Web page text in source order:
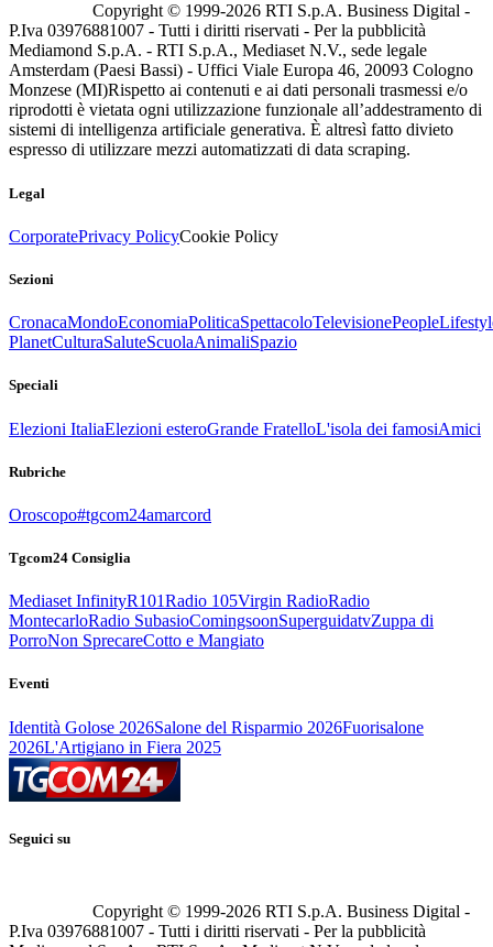
Copyright © 1999-2026 RTI S.p.A. Business Digital -
P.Iva 03976881007 - Tutti i diritti riservati - Per la pubblicità
Mediamond S.p.A. - RTI S.p.A., Mediaset N.V., sede legale
Amsterdam (Paesi Bassi) - Uffici Viale Europa 46, 20093 Cologno
Monzese (MI)Rispetto ai contenuti e ai dati personali trasmessi e/o
riprodotti è vietata ogni utilizzazione funzionale all’addestramento di
sistemi di intelligenza artificiale generativa. È altresì fatto divieto
espresso di utilizzare mezzi automatizzati di data scraping.
Legal
CorporatePrivacy PolicyCookie Policy
Sezioni
CronacaMondoEconomiaPoliticaSpettacoloTelevisionePeople
PlanetCulturaSaluteScuolaAnimaliSpazio
Speciali
Elezioni ItaliaElezioni esteroGrande FratelloL'isola dei famosiAmici
Rubriche
Oroscopo#tgcom24amarcord
Tgcom24 Consiglia
Mediaset InfinityR101Radio 105Virgin RadioRadio
MontecarloRadio SubasioComingsoonSuperguidatvZuppa di
PorroNon SprecareCotto e Mangiato
Eventi
Identità Golose 2026Salone del Risparmio 2026Fuorisalone
2026L'Artigiano in Fiera 2025
Seguici su
Copyright © 1999-2026 RTI S.p.A. Business Digital -
P.Iva 03976881007 - Tutti i diritti riservati - Per la pubblicità